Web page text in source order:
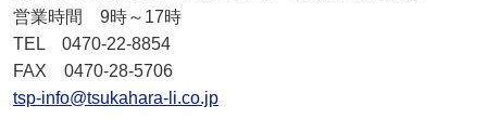
営業時間 9時～17時
TEL 0470-22-8854
FAX 0470-28-5706
tsp-info@tsukahara-li.co.jp